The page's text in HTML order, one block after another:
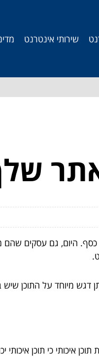
שירותי אינטרנט
היום, גם עסקים שהם
דגש מיוחד על התוכן
כי תוכן איכותי